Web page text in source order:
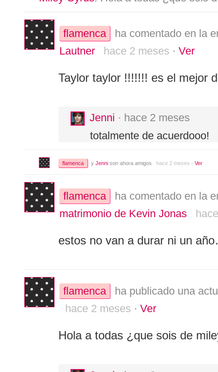
flamenca
ha comentado en la
Lautner
hace 2 meses · Ver
Taylor taylor !!!!!!! es el mejor
Jenni · hace 2 meses
totalmente de acuerdooo!
flamenca y Jenni son ahora amigos hace 2 meses · Ver
flamenca
ha comentado en la
matrimonio de Kevin Jonas
estos no van a durar ni un
flamenca
ha publicado una
hace 2 meses · Ver
Hola a todas ¿que sois de